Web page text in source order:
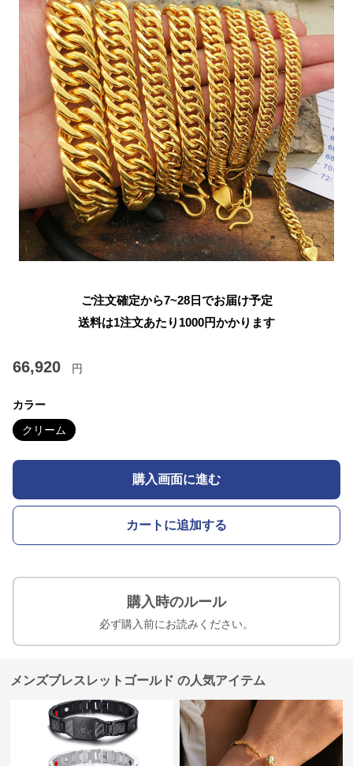
ご注文確定から7~28日でお届け予定
送料は1注文あたり 1000円かかります
66,920 円
カラー
クリーム
購入画面に進む
カートに追加する
購入時のルール
必ず購入前にお読みください。
メンズブレスレットゴールド の人気アイテム